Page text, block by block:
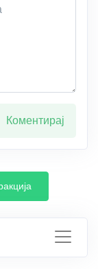
Коментирај